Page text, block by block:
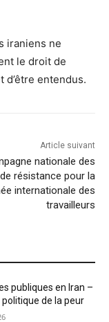
iraniens ne
le droit de
d’être entendus.
Article suivant
nationale des
résistance pour la
internationale des
travailleurs
publiques en Iran –
de la peur